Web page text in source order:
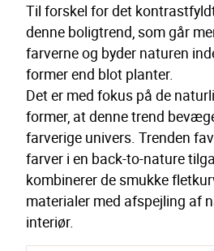
Til forskel for det
denne boligtrend, som går
farverne og byder naturen
former end blot planter.
Det er med fokus på de
former, at denne trend
farverige univers. Trenden
farver i en back-to-nature
kombinerer de smukke
materialer med afspejling af
interiør.